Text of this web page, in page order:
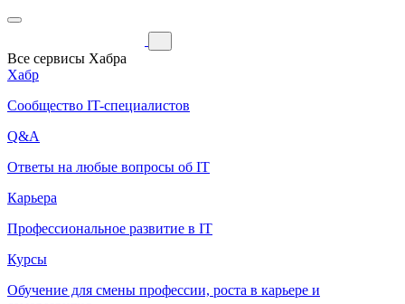
Все сервисы Хабра
Хабр
Сообщество IT-специалистов
Q&A
Ответы на любые вопросы об IT
Карьера
Профессиональное развитие в IT
Курсы
Обучение для смены профессии, роста в карьере и